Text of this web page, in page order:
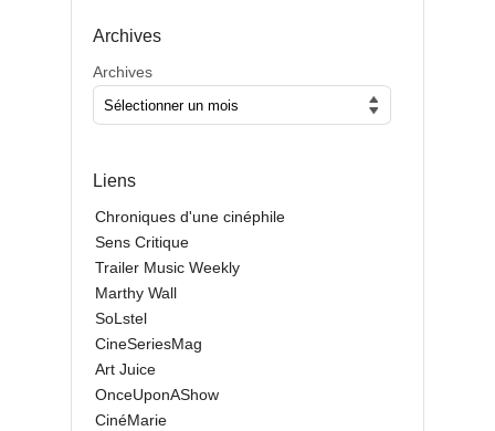
Archives
Archives
Liens
Chroniques d'une cinéphile
Sens Critique
Trailer Music Weekly
Marthy Wall
SoLstel
CineSeriesMag
Art Juice
OnceUponAShow
CinéMarie